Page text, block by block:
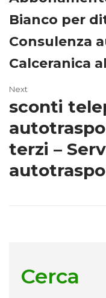
Bianco per
Consulenza
Calceranica
Next
sconti
terzi –
Cerca